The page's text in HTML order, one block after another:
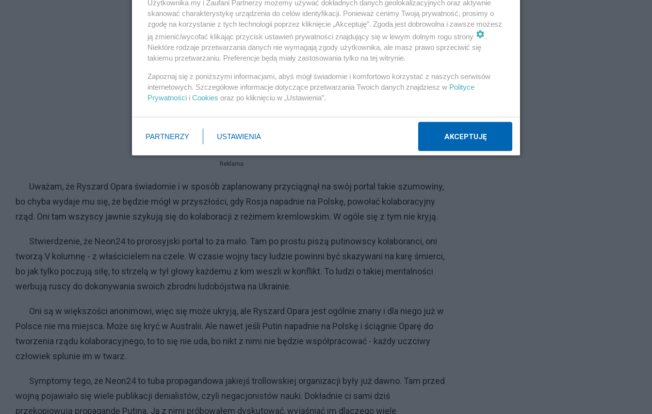
Reklama
Uważam, że Ryszard Opara świadomie i w sposób zaplanowany przyciągnął na swój portal takie szumowiny,
bo chyba wydaje mu się, że będzie mógł w przyszłości, gdy Rosja napadnie na Polskę, powołać kolaboracyjny
rząd. Oni tam wszyscy jawnie szykują się do kolaboracji z reżimem kremlowskim. W ogóle się z tym nie kryją.
Stwierdzenie, że Neon24 to prorosyjski portal to za mało. Tam po prostu piszą putinowscy kolaboranci, oni
tworzą V kolumnę - z właścicielem na czele. W czasie wojny tacy ludzie powinni być skazywani na karę śmierci,
bo jak tylko poczują siłę, to strzelą w tył głowy każdemu z kim weszli w konflikt. To ludzi o takiej mentalności
werbują ruscy do dokonywania swoich zbrodni ludobójstwa na Ukrainie.
Oni są w większości anonimowi, więc się może ukryją, ale Ryszard Opara jest ogólnie znany i dla niego już w
Polsce nie ma miejsca. Może się kryć w Australii. Ale nawet jeśli Putin napadnie na Polskę i ściągnie Oparę do
tworzenia rządu kolaboracyjnego, to to się nie uda, bo nikt z nimi nie będzie współpracować - każdy uczciwy
człowiek splunie im w twarz.
Symptomy tego, że Neon24 to tuba propagandowa jakiejś trollowskiej organizacji były już dawno. Tam przed
wojną pojawiało się wiele publikacji denialistów, czyli negacjonistów nauki. Dokładnie ci sami dziś
przekopiowują propagandę Putina. Ja z nimi próbowałem dyskutować, wyjaśniać im dlaczego wiele
Użytkownika my i Zaufani Partnerzy możemy używać dokładnych danych geolokalizacyjnych oraz aktywnie
skanować charakterystykę urządzenia do celów identyfikacji. Ponieważ cenimy Twoją prywatność, prosimy o
zgodę na korzystanie z tych technologii poprzez kliknięcie „Akceptuję”. Zgoda jest dobrowolna i zawsze możesz
ją zmienić/wycofać klikając przycisk ustawień prywatności znajdujący się w lewym dolnym rogu strony
.
Niektóre rodzaje przetwarzania danych nie wymagają zgody użytkownika, ale masz prawo sprzeciwić się
takiemu przetwarzaniu. Preferencje będą miały zastosowania tylko na tej witrynie.
Zapoznaj się z poniższymi informacjami, abyś mógł świadomie i komfortowo korzystać z naszych serwisów
internetowych. Szczegółowe informacje dotyczące przetwarzania Twoich danych znajdziesz w Polityce
Prywatności i Cookies oraz po kliknięciu w „Ustawienia”.
PARTNERZY USTAWIENIA AKCEPTUJĘ